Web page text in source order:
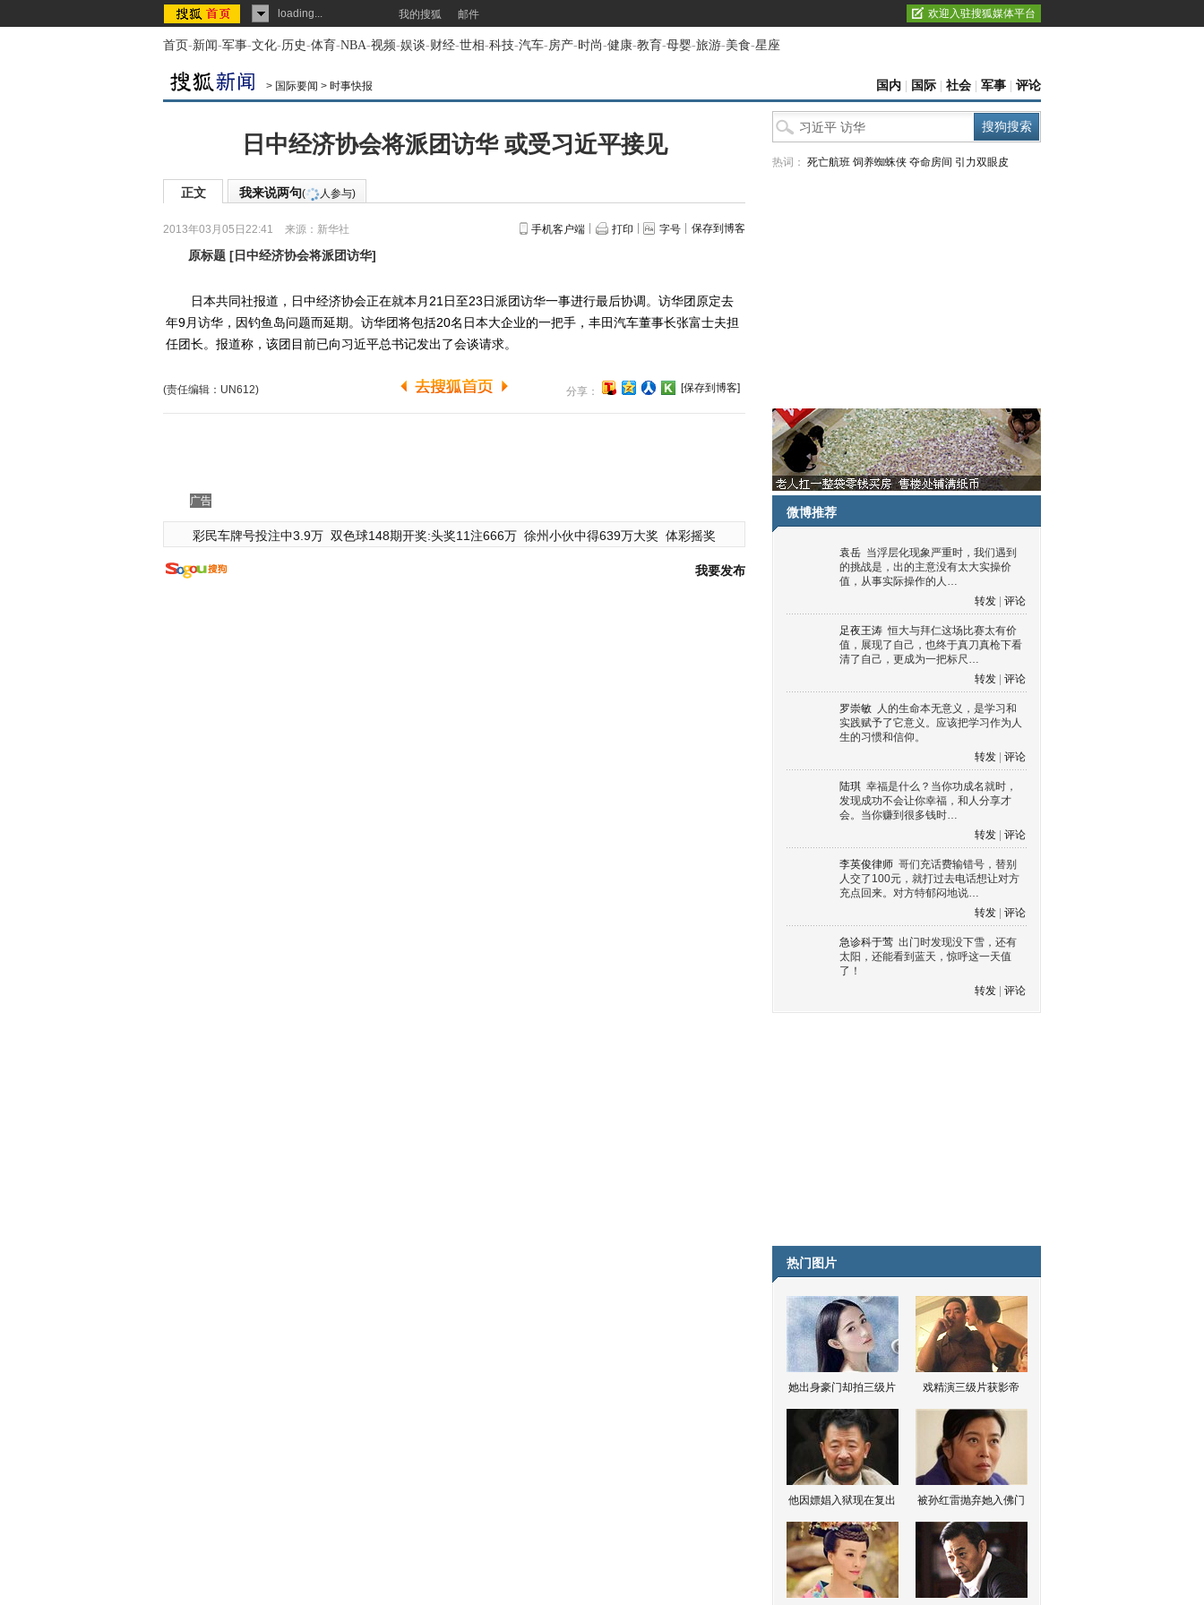
loading... 我的搜狐 邮件 欢迎入驻搜狐媒体平台
首页-新闻-军事-文化-历史-体育-NBA-视频-娱谈-财经-世相-科技-汽车-房产-时尚-健康-教育-母婴-旅游-美食-星座
> 国际要闻 > 时事快报 国内 国际 社会 军事 评论
日中经济协会将派团访华 或受习近平接见
正文 我来说两句( 人参与)
2013年03月05日22:41 来源： 新华社 手机客户端 打印 字号 保存到博客
原标题 [日中经济协会将派团访华]
日本共同社报道，日中经济协会正在就本月21日至23日派团访华一事进行最后协调。访华团原定去
年9月访华，因钓鱼岛问题而延期。访华团将包括20名日本大企业的一把手，丰田汽车董事长张富士夫担
任团长。报道称，该团目前已向习近平总书记发出了会谈请求。
(责任编辑：UN612) 分享： [保存到博客]
广告
彩民车牌号投注中3.9万 双色球148期开奖:头奖11注666万 徐州小伙中得639万大奖 体彩摇奖
我要发布
热词： 死亡航班 饲养蜘蛛侠 夺命房间 引力双眼皮
微博推荐
袁岳 当浮层化现象严重时，我们遇到
的挑战是，出的主意没有太大实操价
值，从事实际操作的人…
转发
评论
足夜王涛 恒大与拜仁这场比赛太有价
值，展现了自己，也终于真刀真枪下看
清了自己，更成为一把标尺…
转发
评论
罗崇敏 人的生命本无意义，是学习和
实践赋予了它意义。应该把学习作为人
生的习惯和信仰。
转发
评论
陆琪 幸福是什么？当你功成名就时，
发现成功不会让你幸福，和人分享才
会。当你赚到很多钱时…
转发
评论
李英俊律师 哥们充话费输错号，替别
人交了100元，就打过去电话想让对方
充点回来。对方特郁闷地说…
转发
评论
急诊科于莺 出门时发现没下雪，还有
太阳，还能看到蓝天，惊呼这一天值
了！
转发
评论
热门图片
她出身豪门却拍三级片 戏精演三级片获影帝
他因嫖娼入狱现在复出 被孙红雷抛弃她入佛门